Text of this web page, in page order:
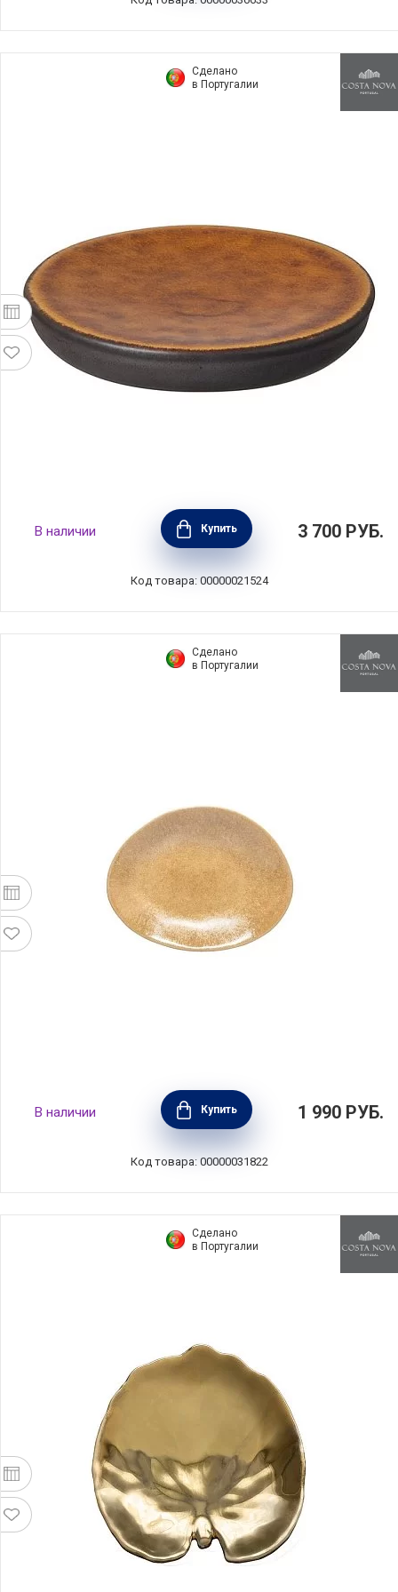
Сделано
в Португалии
Тарелка десертная Roda 16 см, материал
керамика, цвет коричневый, Costa Nova,
Португалия, RTP163-MEL(RTP163-01713W)
В наличии Купить 3 700 РУБ.
Код товара: 00000021524
Сделано
в Португалии
Тарелка десертная Livia 15,4х12 см,
материал керамика, цвет желтый, Costa
Nova, Португалия, GOP161-CHM(GOP161-
В наличии Купить 1 990 РУБ.
Код товара: 00000031822
Сделано
в Португалии